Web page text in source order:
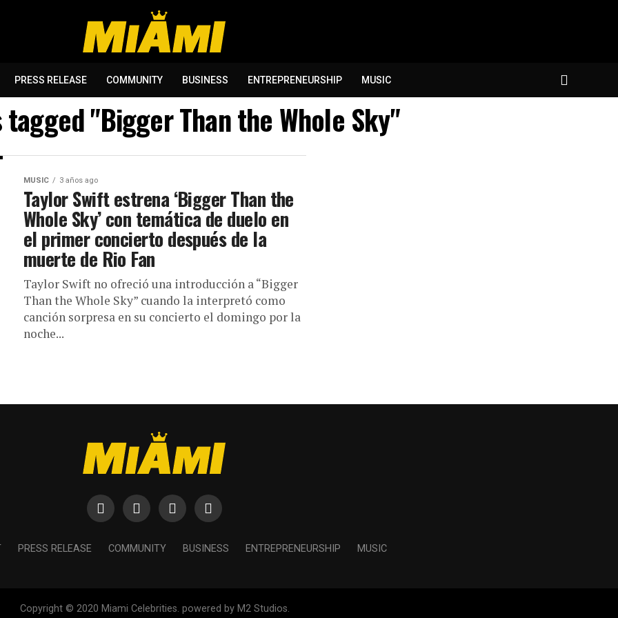
PRESS RELEASE COMMUNITY BUSINESS ENTREPRENEURSHIP MUSIC
"Bigger Than the Whole Sky"
MUSIC 3 años ago
Taylor Swift estrena ‘Bigger Than the
Whole Sky’ con temática de duelo en
el primer concierto después de la
muerte de Rio Fan
Taylor Swift no ofreció una introducción a “Bigger
Than the Whole Sky” cuando la interpretó como
canción sorpresa en su concierto el domingo por la
noche...
PRESS RELEASE COMMUNITY BUSINESS ENTREPRENEURSHIP MUSIC
Copyright © 2020 Miami Celebrities. powered by M2 Studios.